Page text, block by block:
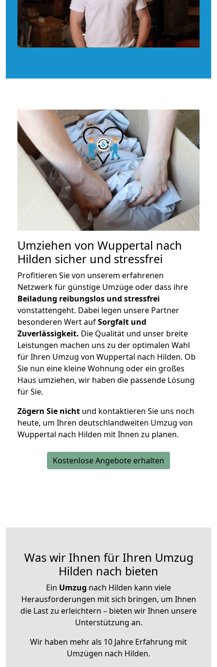
Umziehen von Wuppertal nach
Hilden sicher und stressfrei
Profitieren Sie von unserem erfahrenen
Netzwerk für günstige Umzüge oder dass ihre
Beiladung reibungslos und stressfrei
vonstattengeht. Dabei legen unsere Partner
besonderen Wert aufSorgfalt und
Zuverlässigkeit. Die Qualität und unser breite
Leistungen machen uns zu der optimalen Wahl
für Ihren Umzug von Wuppertal nach Hilden. Ob
Sie nun eine kleine Wohnung oder ein großes
Haus umziehen, wir haben die passende Lösung
für Sie.
Zögern Sie nicht und kontaktieren Sie uns noch
heute, um Ihren deutschlandweiten Umzug von
Wuppertal nach Hilden mit Ihnen zu planen.
Kostenlose Angebote erhalten
Was wir Ihnen für Ihren Umzug
Hilden nach bieten
Ein Umzug nach Hilden kann viele
Herausforderungen mit sich bringen, um Ihnen
die Last zu erleichtern – bieten wir Ihnen unsere
Unterstützung an.
Wir haben mehr als 10 Jahre Erfahrung mit
Umzügen nach Hilden.